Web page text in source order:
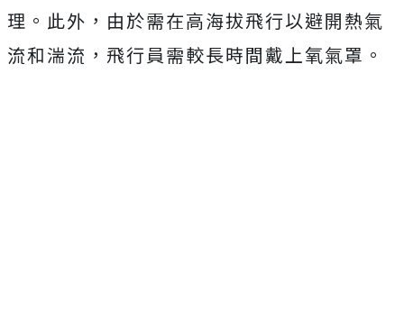
理。此外，由於需在高海拔飛行以避開熱氣
流和湍流，飛行員需較長時間戴上氧氣罩。